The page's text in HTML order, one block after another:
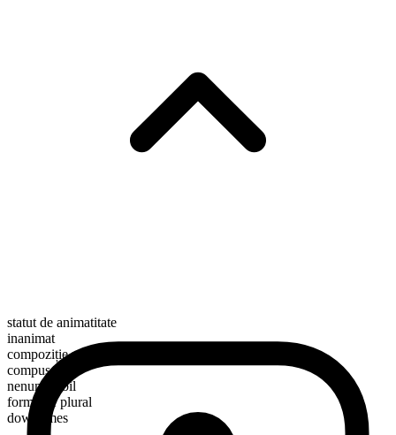
statut de animatitate
inanimat
compoziție morfologică
compus
nenumărabil
formă de plural
downtimes